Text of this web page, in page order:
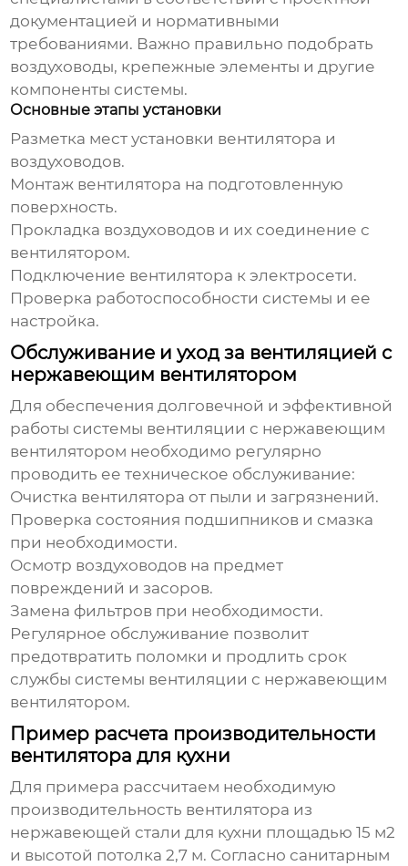
документацией и нормативными
требованиями. Важно правильно подобрать
воздуховоды, крепежные элементы и другие
компоненты системы.
Основные этапы установки
Разметка мест установки вентилятора и
воздуховодов.
Монтаж вентилятора на подготовленную
поверхность.
Прокладка воздуховодов и их соединение с
вентилятором.
Подключение вентилятора к электросети.
Проверка работоспособности системы и ее
настройка.
Обслуживание и уход за вентиляцией с
нержавеющим вентилятором
Для обеспечения долговечной и эффективной
работы системы вентиляции с нержавеющим
вентилятором необходимо регулярно
проводить ее техническое обслуживание:
Очистка вентилятора от пыли и загрязнений.
Проверка состояния подшипников и смазка
при необходимости.
Осмотр воздуховодов на предмет
повреждений и засоров.
Замена фильтров при необходимости.
Регулярное обслуживание позволит
предотвратить поломки и продлить срок
службы системы вентиляции с нержавеющим
вентилятором.
Пример расчета производительности
вентилятора для кухни
Для примера рассчитаем необходимую
производительность вентилятора из
нержавеющей стали для кухни площадью 15 м2
и высотой потолка 2,7 м. Согласно санитарным